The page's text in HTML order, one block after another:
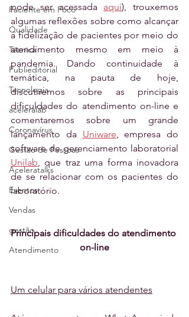
Paciente em Foco
Qualidade
Técnica
Publieditorial
Tecnologia
aceleralab
Coronavírus
Gestão de Pessoas
Aceleratalks
Eventos
Vendas
gestão
Atendimento
pode ser acessada aqui), trouxemos
algumas reflexões sobre como alcançar
a fidelização de pacientes por meio do
atendimento mesmo em meio à
pandemia. Dando continuidade à
temática, na pauta de hoje,
discutiremos sobre as principais
dificuldades do atendimento on-line e
comentaremos sobre um grande
lançamento da Uniware , empresa do
Unilab , que traz uma forma inovadora
de se relacionar com os pacientes do
laboratório.
Principais dificuldades do atendimento
on-line
Um celular para vários atendentes